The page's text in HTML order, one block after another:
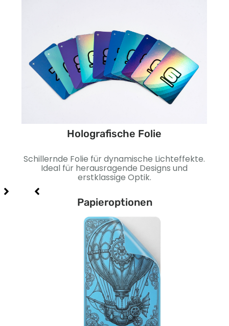
Holografische Folie
Schillernde Folie für dynamische Lichteffekte.
Ideal für herausragende Designs und
erstklassige Optik.
Papieroptionen